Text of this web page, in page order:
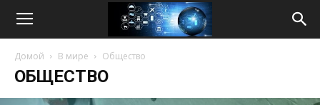
Life
Internet
Домой В мире Общество
ОБЩЕСТВО